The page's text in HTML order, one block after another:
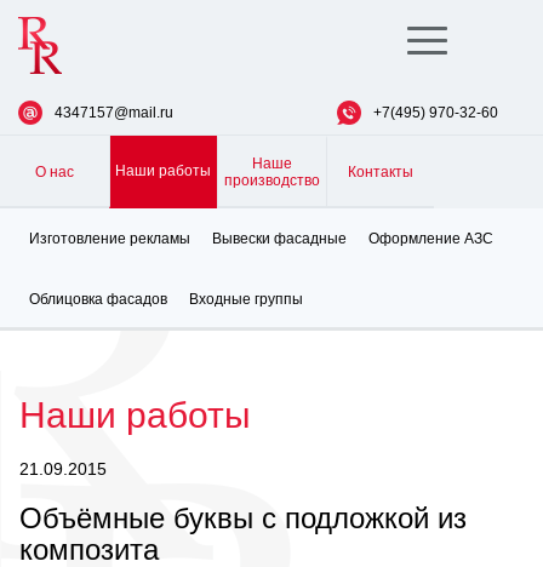
Toggle
navigation
4347157@mail.ru +7(495) 970-32-60
О нас Наши работы
Наше
производство
Контакты
Изготовление рекламы Вывески фасадные Оформление АЗС
Облицовка фасадов Входные группы
Наши работы
21.09.2015
Объёмные буквы с подложкой из
композита